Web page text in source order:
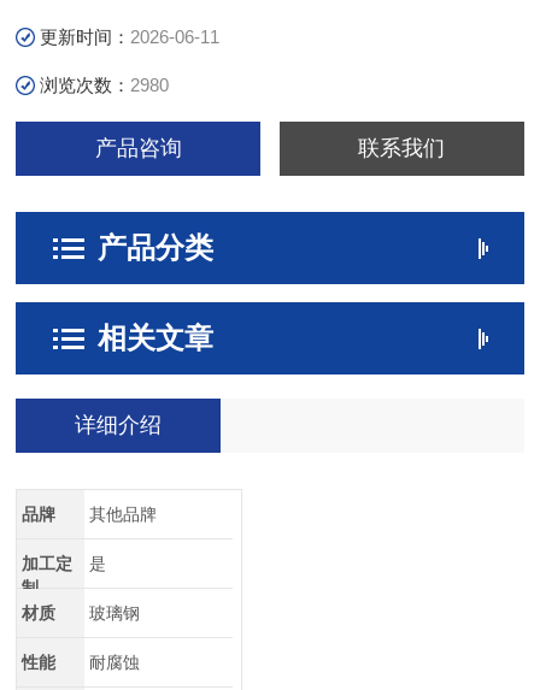
更新时间： 2026-06-11
浏览次数： 2980
产品咨询 联系我们
产品分类
相关文章
详细介绍
品牌 其他品牌
加工定
制
是
材质 玻璃钢
性能 耐腐蚀